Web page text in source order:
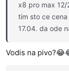
x8 pro max
tim sto ce
17.04. da ode
Vodis na